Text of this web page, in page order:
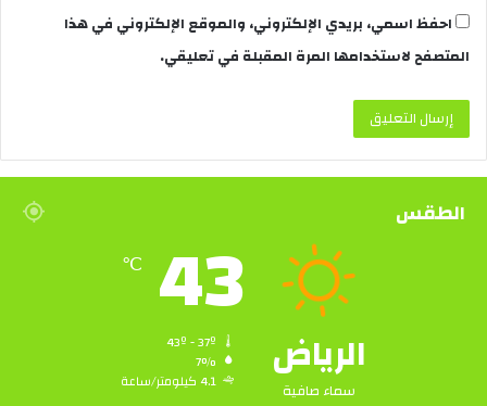
احفظ اسمي، بريدي الإلكتروني، والموقع الإلكتروني في هذا
المتصفح لاستخدامها المرة المقبلة في تعليقي.
الطقس
الرياض
سماء صافية
43
℃
7%
4.1 كيلومتر/ساعة